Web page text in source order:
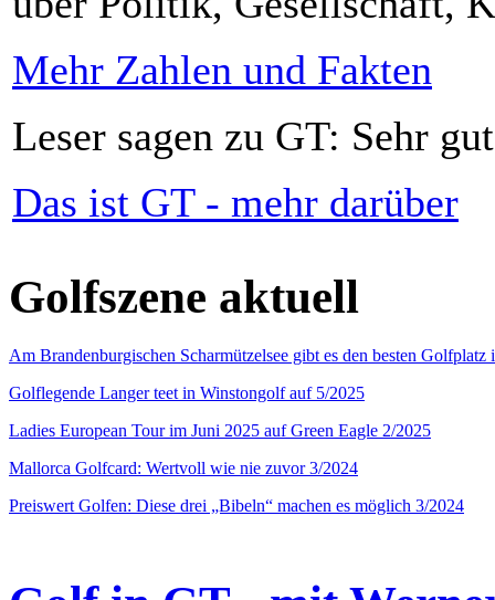
Mehr Zahlen und Fakten
Leser sagen zu GT: Sehr
Das ist GT - mehr darüber
Golfszene aktuell
Am Brandenburgischen Scharmützelsee gibt es den besten
Golflegende Langer teet in Winstongolf auf 5/2025
Ladies European Tour im Juni 2025 auf Green Eagle 2/2025
Mallorca Golfcard: Wertvoll wie nie zuvor 3/2024
Preiswert Golfen: Diese drei „Bibeln“ machen es möglich 3/2024